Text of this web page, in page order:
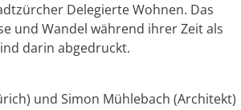
Delegierte Wohnen. Das
und Wandel während ihrer Zeit als
darin abgedruckt.
und Simon Mühlebach (Architekt)